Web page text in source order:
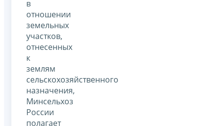
в
отношении
земельных
участков,
отнесенных
к
землям
сельскохозяйственного
назначения,
Минсельхоз
России
полагает